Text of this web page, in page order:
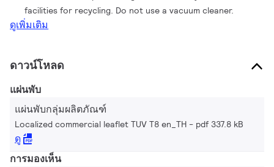
facilities for recycling. Do not use a vacuum cleaner.
ดูเพิ่มเติม
ดาวน์โหลด
แผ่นพับ
แผ่นพับกลุ่มผลิตภัณฑ์
Localized commercial leaflet TUV T8 en_TH pdf 337.8 kB
ดู
การมองเห็น